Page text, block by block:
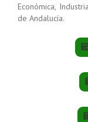
Económica,
de Andalucía.